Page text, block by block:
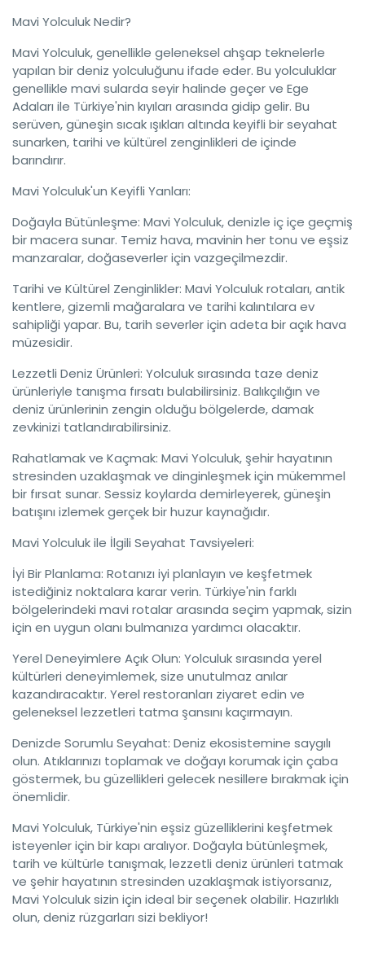
Mavi Yolculuk Nedir?
Mavi Yolculuk, genellikle geleneksel ahşap teknelerle
yapılan bir deniz yolculuğunu ifade eder. Bu yolculuklar
genellikle mavi sularda seyir halinde geçer ve Ege
Adaları ile Türkiye'nin kıyıları arasında gidip gelir. Bu
serüven, güneşin sıcak ışıkları altında keyifli bir seyahat
sunarken, tarihi ve kültürel zenginlikleri de içinde
barındırır.
Mavi Yolculuk'un Keyifli Yanları:
Doğayla Bütünleşme: Mavi Yolculuk, denizle iç içe geçmiş
bir macera sunar. Temiz hava, mavinin her tonu ve eşsiz
manzaralar, doğaseverler için vazgeçilmezdir.
Tarihi ve Kültürel Zenginlikler: Mavi Yolculuk rotaları, antik
kentlere, gizemli mağaralara ve tarihi kalıntılara ev
sahipliği yapar. Bu, tarih severler için adeta bir açık hava
müzesidir.
Lezzetli Deniz Ürünleri: Yolculuk sırasında taze deniz
ürünleriyle tanışma fırsatı bulabilirsiniz. Balıkçılığın ve
deniz ürünlerinin zengin olduğu bölgelerde, damak
zevkinizi tatlandırabilirsiniz.
Rahatlamak ve Kaçmak: Mavi Yolculuk, şehir hayatının
stresinden uzaklaşmak ve dinginleşmek için mükemmel
bir fırsat sunar. Sessiz koylarda demirleyerek, güneşin
batışını izlemek gerçek bir huzur kaynağıdır.
Mavi Yolculuk ile İlgili Seyahat Tavsiyeleri:
İyi Bir Planlama: Rotanızı iyi planlayın ve keşfetmek
istediğiniz noktalara karar verin. Türkiye'nin farklı
bölgelerindeki mavi rotalar arasında seçim yapmak, sizin
için en uygun olanı bulmanıza yardımcı olacaktır.
Yerel Deneyimlere Açık Olun: Yolculuk sırasında yerel
kültürleri deneyimlemek, size unutulmaz anılar
kazandıracaktır. Yerel restoranları ziyaret edin ve
geleneksel lezzetleri tatma şansını kaçırmayın.
Denizde Sorumlu Seyahat: Deniz ekosistemine saygılı
olun. Atıklarınızı toplamak ve doğayı korumak için çaba
göstermek, bu güzellikleri gelecek nesillere bırakmak için
önemlidir.
Mavi Yolculuk, Türkiye'nin eşsiz güzelliklerini keşfetmek
isteyenler için bir kapı aralıyor. Doğayla bütünleşmek,
tarih ve kültürle tanışmak, lezzetli deniz ürünleri tatmak
ve şehir hayatının stresinden uzaklaşmak istiyorsanız,
Mavi Yolculuk sizin için ideal bir seçenek olabilir. Hazırlıklı
olun, deniz rüzgarları sizi bekliyor!